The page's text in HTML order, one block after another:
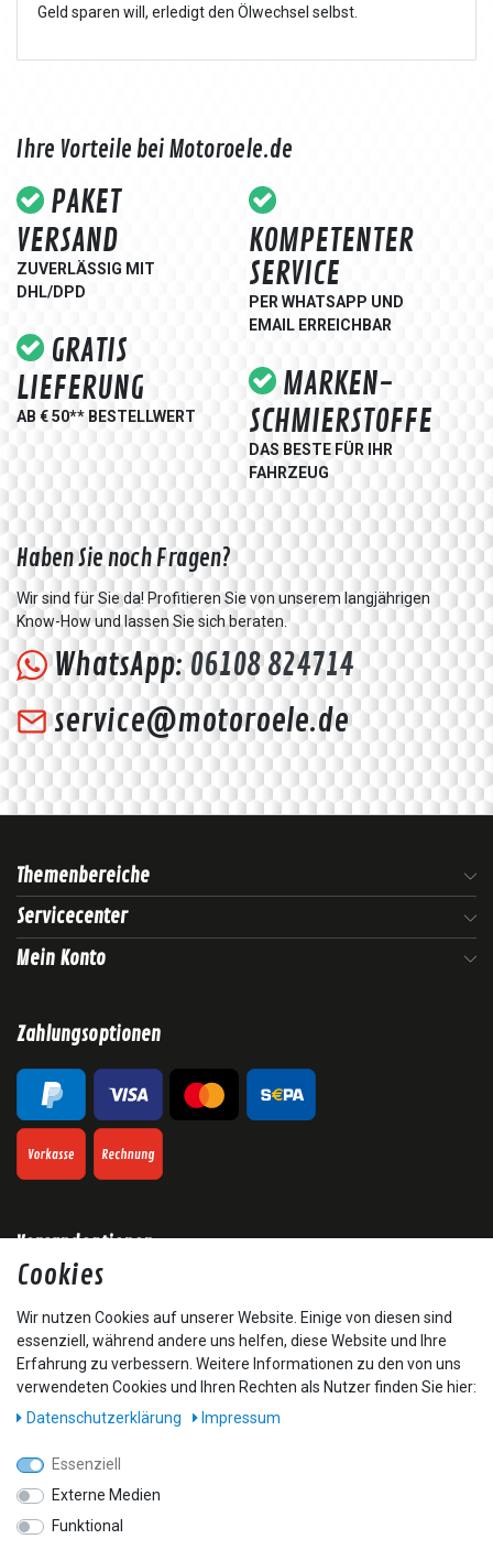
Geld sparen will, erledigt den Ölwechsel selbst.
Ihre Vorteile bei Motoroele.de
PAKET
VERSAND
ZUVERLÄSSIG MIT
DHL/DPD
GRATIS
LIEFERUNG
AB € 50** BESTELLWERT
KOMPETENTER
SERVICE
PER WHATSAPP UND
EMAIL ERREICHBAR
MARKEN-
SCHMIERSTOFFE
DAS BESTE FÜR IHR
FAHRZEUG
Haben Sie noch Fragen?
Wir sind für Sie da! Profitieren Sie von unserem langjährigen
Know-How und lassen Sie sich beraten.
WhatsApp:06108 824714
service@motoroele.de
Themenbereiche
Servicecenter
Mein Konto
Zahlungsoptionen
Versandoptionen
* Alle Preise inkl. gesetzl. Mehrwertsteuer zzgl. Versandkosten und ggf.
Nachnahmegebühren, wenn nicht anders beschrieben
**Kostenfreier Versand ab € 50 Bestellwert nur innerhalb Deutschlands.
Datenschutzerklärung
Cookies
Wir nutzen Cookies auf unserer Website. Einige von diesen sind
essenziell, während andere uns helfen, diese Website und Ihre
Erfahrung zu verbessern. Weitere Informationen zu den von uns
verwendeten Cookies und Ihren Rechten als Nutzer finden Sie hier:
Daten­schutz­erklärung
Impressum
Essenziell
Externe Medien
Funktional